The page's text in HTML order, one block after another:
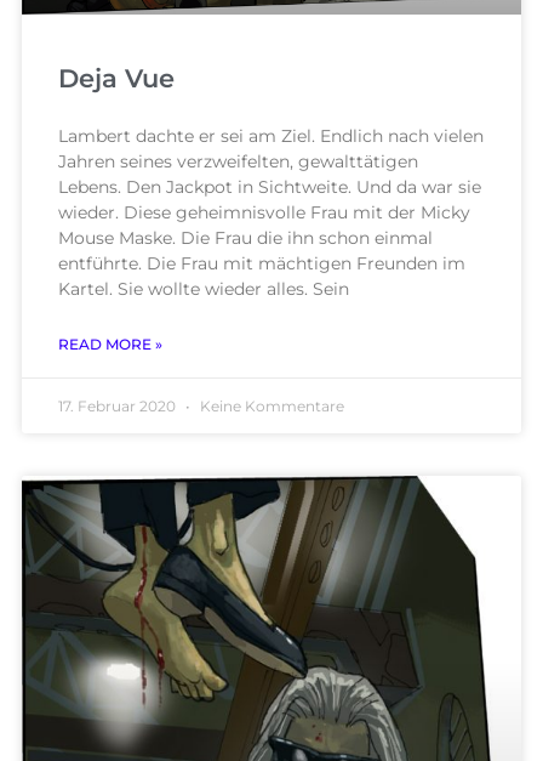
Deja Vue
Lambert dachte er sei am Ziel. Endlich nach vielen
Jahren seines verzweifelten, gewalttätigen
Lebens. Den Jackpot in Sichtweite. Und da war sie
wieder. Diese geheimnisvolle Frau mit der Micky
Mouse Maske. Die Frau die ihn schon einmal
entführte. Die Frau mit mächtigen Freunden im
Kartel. Sie wollte wieder alles. Sein
READ MORE »
17. Februar 2020 Keine Kommentare